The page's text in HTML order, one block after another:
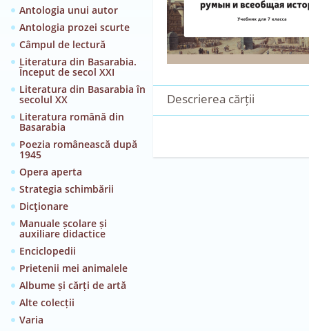
Antologia unui autor
Antologia prozei scurte
Câmpul de lectură
Literatura din Basarabia.
Început de secol XXI
Literatura din Basarabia în
secolul XX
Literatura română din
Basarabia
Poezia românească după
1945
Opera aperta
Strategia schimbării
Dicţionare
Manuale școlare și
auxiliare didactice
Enciclopedii
Prietenii mei animalele
Albume și cărți de artă
Alte colecții
Varia
Descrierea cărții